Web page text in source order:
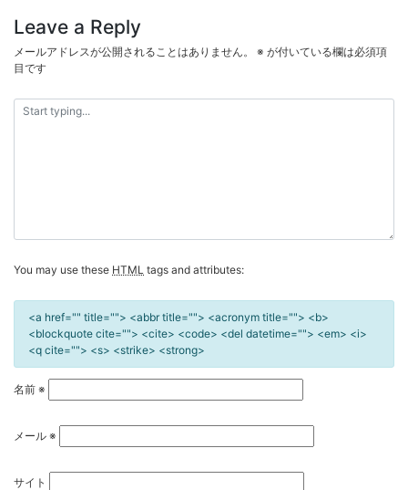
稿
ナ
ビ
ゲ
ー
シ
Leave a Reply
メールアドレスが公開されることはありません。 ※ が付いている欄は必須項
目です
You may use these HTML tags and attributes:
<a href="" title=""> <abbr title=""> <acronym title=""> <b>
<blockquote cite=""> <cite> <code> <del datetime=""> <em> <i>
<q cite=""> <s> <strike> <strong>
名前 ※
メール ※
サイト